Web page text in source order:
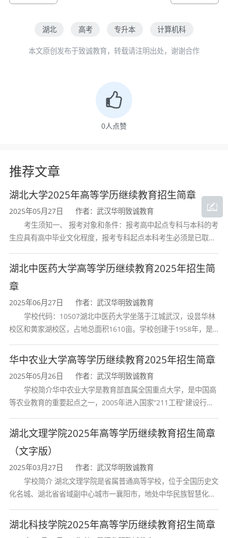
到传统制造业数字化转型，从政府信息化建设到
识和行业系统研发技术的卓越应用型人才，注重
编程实操和系统开发能力的全面提升，帮助学生
从容应对IT产业和数字经济对高端人才的需求。
毕业生能够在大型软硬件系统、互联网应用、智
高企，职业前景十分广阔。
三、专业基本信息
培养层次
专业名称 计算机科学与
专业类别
学习形式
学费标准 2925元/年
全程学费 7312.5元（
湖北 高考 专升本 计算机科
本文原创发布于致诚教育，转载请注明出处，谢谢合作
0人点赞
推荐文章
湖北大学2025年高等学历继续教育招生简章
2025年05月27日
作者：武汉华明致诚教育
考生须知一、 报考对象和条件：报考高中起点专科与本科的考
生应具有高中毕业文化程度，报考专科起点本科考生必须是已取得
构颁发的大学专科毕业证书的人
湖北中医药大学高等学历继续教育2025年招生简
章
2025年06月27日
作者：武汉华明致诚教育
学校代码：10507湖北中医药大学坐落于江城武汉，设昙华林
校区和黄家湖校区，占地总面积1610亩。学校创建于1958年，是
育和最早开办中医研究
华中农业大学高等学历继续教育2025年招生简章
2025年05月26日
作者：武汉华明致诚教育
学校简介华中农业大学是教育部直属全国重点大学，是中国高
等农业教育的重要起点之一，2005年进入国家“211工程”建设行
首轮“双一流”成效
湖北文理学院2025年高等学历继续教育招生简章
（文字版）
2025年03月27日
作者：武汉华明致诚教育
学校简介 湖北文理学院是省属普通高等学校，位于全国历史文
化名城、湖北省省域副中心城市一襄阳市，地处中华民族智慧化身
学校、全国普通
湖北科技学院2025年高等学历继续教育招生简章